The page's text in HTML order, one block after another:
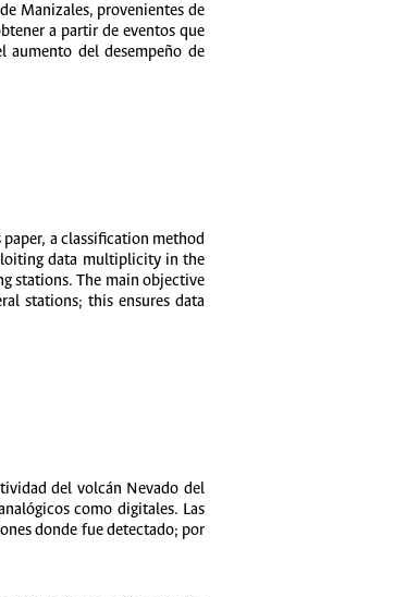
Manizales, provenientes de
a partir de eventos que
aumento del desempeño de
a classification method
data multiplicity in the
stations. The main objective
stations; this ensures data
del volcán Nevado del
como digitales. Las
donde fue detectado; por